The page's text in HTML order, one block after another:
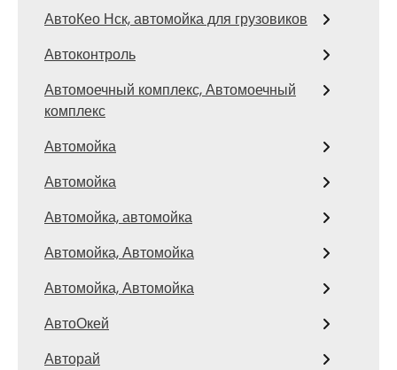
АвтоКео Нск, автомойка для грузовиков
Автоконтроль
Автомоечный комплекс, Автомоечный
комплекс
Автомойка
Автомойка
Автомойка, автомойка
Автомойка, Автомойка
Автомойка, Автомойка
АвтоОкей
Авторай